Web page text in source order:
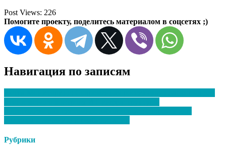
Post Views: 226
Помогите проекту, поделитесь материалом в соцсетях ;)
Навигация по записям
Рубрики